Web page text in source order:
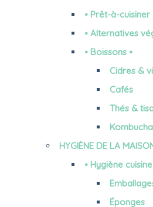
• Prêt-à-cuisiner
• Alternatives
• Boissons •
Cidres &
Cafés
Thés &
HYGIÈNE DE LA
• Hygiène
Éponges